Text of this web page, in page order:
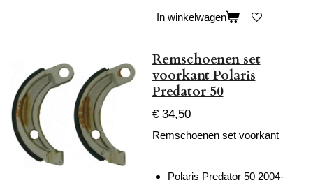
In winkelwagen
Remschoenen set
voorkant Polaris
Predator 50
€ 34,50
Remschoenen set voorkant
Polaris Predator 50 2004-